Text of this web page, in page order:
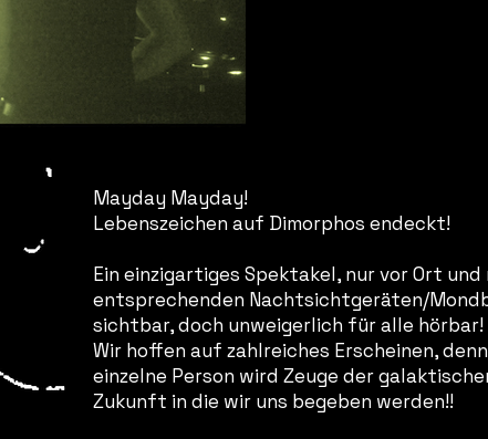
Mayday Mayday!
Lebenszeichen auf Dimorphos endeckt!
Ein einzigartiges Spektakel, nur vor Ort und
entsprechenden Nachtsichtgeräten/
sichtbar, doch unweigerlich für alle hörbar!
Wir hoffen auf zahlreiches Erscheinen,
einzelne Person wird Zeuge der
Zukunft in die wir uns begeben werden!!